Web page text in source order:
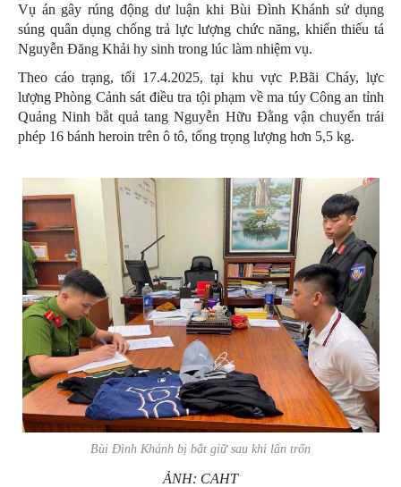
Vụ án gây rúng động dư luận khi Bùi Đình Khánh sử dụng
súng quân dụng chống trả lực lượng chức năng, khiến thiếu tá
Nguyễn Đăng Khải hy sinh trong lúc làm nhiệm vụ.
Theo cáo trạng, tối 17.4.2025, tại khu vực P.Bãi Cháy, lực
lượng Phòng Cảnh sát điều tra tội phạm về ma túy Công an tỉnh
Quảng Ninh bắt quả tang Nguyễn Hữu Đằng vận chuyển trái
phép 16 bánh heroin trên ô tô, tổng trọng lượng hơn 5,5 kg.
Bùi Đình Khánh bị bắt giữ sau khi lẩn trốn
ẢNH: CAHT